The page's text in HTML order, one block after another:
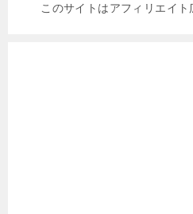
このサイトはアフィリエイト